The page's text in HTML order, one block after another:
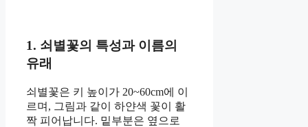
1. 쇠별꽃의 특성과 이름의
유래
쇠별꽃은 키 높이가 20~60cm에 이
르며, 그림과 같이 하얀색 꽃이 활
짝 피어납니다. 밑부분은 옆으로